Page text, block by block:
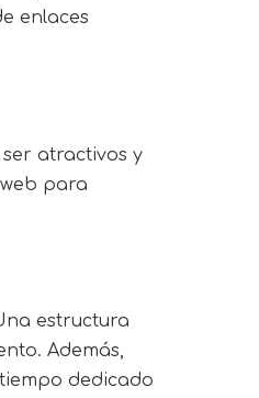
enlaces
atractivos y
para
estructura
Además,
dedicado